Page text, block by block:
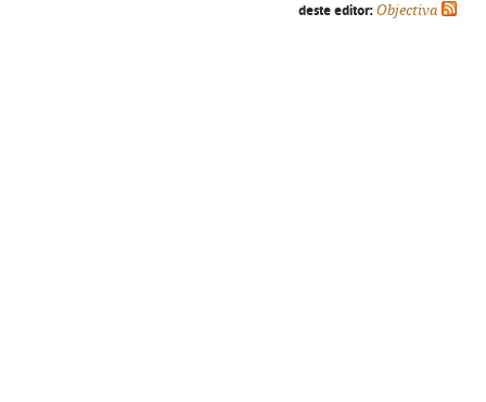
deste editor: Objectiva